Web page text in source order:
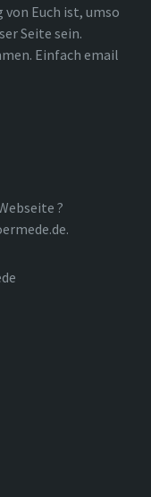
Euch ist, umso
Seite sein.
Einfach email
?